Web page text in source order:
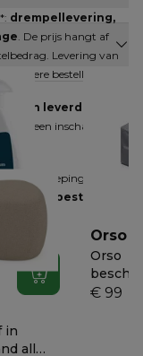
drempellevering,
. De prijs hangt af
Levering van
grotere bestellingen.
een leverdatum
je een inschatting
het herroepingsrecht.
om je bestelling
In winkelwagen
Orso
Orso
lounge
€ 99
in
all